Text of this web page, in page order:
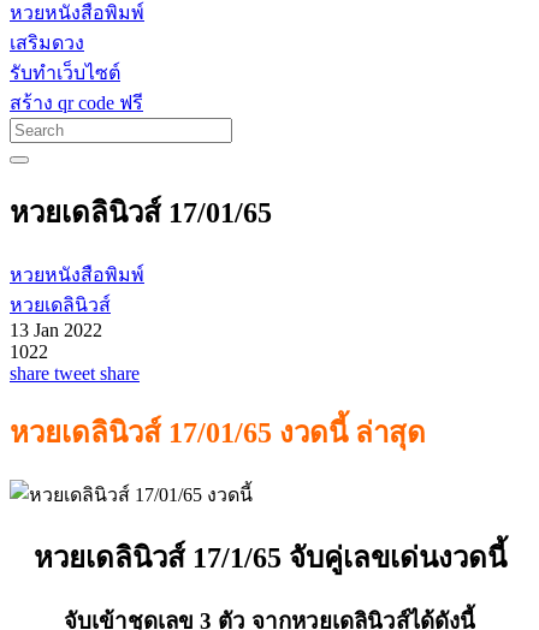
หวยหนังสือพิมพ์
เสริมดวง
รับทำเว็บไซต์
สร้าง qr code ฟรี
หวยเดลินิวส์ 17/01/65
หวยหนังสือพิมพ์
หวยเดลินิวส์
13 Jan 2022
1022
share tweet share
หวยเดลินิวส์ 17/01/65 งวดนี้ ล่าสุด
หวยเดลินิวส์ 17/1/65 จับคู่เลขเด่นงวดนี้
จับเข้าชุดเลข 3 ตัว จากหวยเดลินิวส์ได้ดังนี้